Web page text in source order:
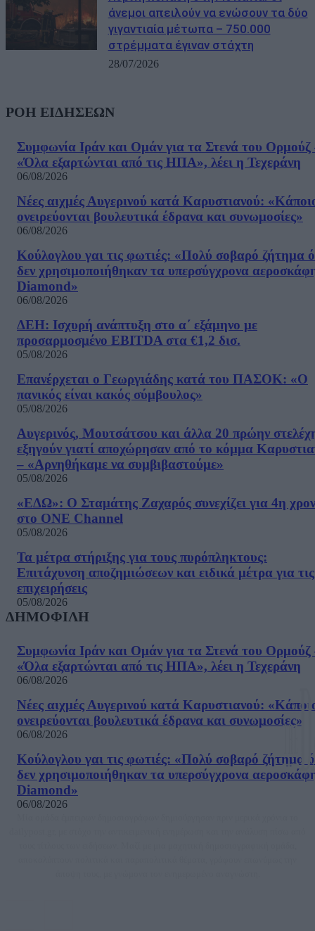
άνεμοι απειλούν να ενώσουν τα δύο
γιγαντιαία μέτωπα – 750.000
στρέμματα έγιναν στάχτη
28/07/2026
ΡΟΗ ΕΙΔΗΣΕΩΝ
Συμφωνία Ιράν και Ομάν για τα Στενά του Ορμούζ
«Όλα εξαρτώνται από τις ΗΠΑ», λέει η Τεχεράνη
06/08/2026
Νέες αιχμές Αυγερινού κατά Καρυστιανού:
ονειρεύονται βουλευτικά έδρανα και συνωμοσίες»
06/08/2026
Κούλογλου γαι τις φωτιές: «Πολύ σοβαρό ζήτημα
δεν χρησιμοποιήθηκαν τα υπερσύγχρονα
Diamond»
06/08/2026
ΔΕΗ: Ισχυρή ανάπτυξη στο α΄ εξάμηνο με
προσαρμοσμένο EBITDA στα €1,2 δισ.
05/08/2026
Επανέρχεται ο Γεωργιάδης κατά του ΠΑΣΟΚ: «Ο
πανικός είναι κακός σύμβουλος»
05/08/2026
Αυγερινός, Μουτσάτσου και άλλα 20 πρώην
εξηγούν γιατί αποχώρησαν από το κόμμα
– «Αρνηθήκαμε να συμβιβαστούμε»
05/08/2026
«ΕΔΩ»: Ο Σταμάτης Ζαχαρός συνεχίζει για 4η
στο ONE Channel
05/08/2026
Τα μέτρα στήριξης για τους πυρόπληκτους:
Επιτάχυνση αποζημιώσεων και ειδικά μέτρα για τις
επιχειρήσεις
05/08/2026
ΔΗΜΟΦΙΛΗ
Συμφωνία Ιράν και Ομάν για τα Στενά του Ορμούζ
«Όλα εξαρτώνται από τις ΗΠΑ», λέει η Τεχεράνη
06/08/2026
Νέες αιχμές Αυγερινού κατά Καρυστιανού:
ονειρεύονται βουλευτικά έδρανα και συνωμοσίες»
06/08/2026
Κούλογλου γαι τις φωτιές: «Πολύ σοβαρό ζήτημα
δεν χρησιμοποιήθηκαν τα υπερσύγχρονα
Diamond»
06/08/2026